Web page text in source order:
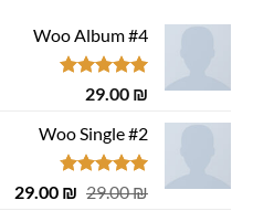
Woo Album #4
דורג5.00
29.00 ₪
Woo Single #2
דורג4.75
29.00₪
המחיר
29.00 ₪